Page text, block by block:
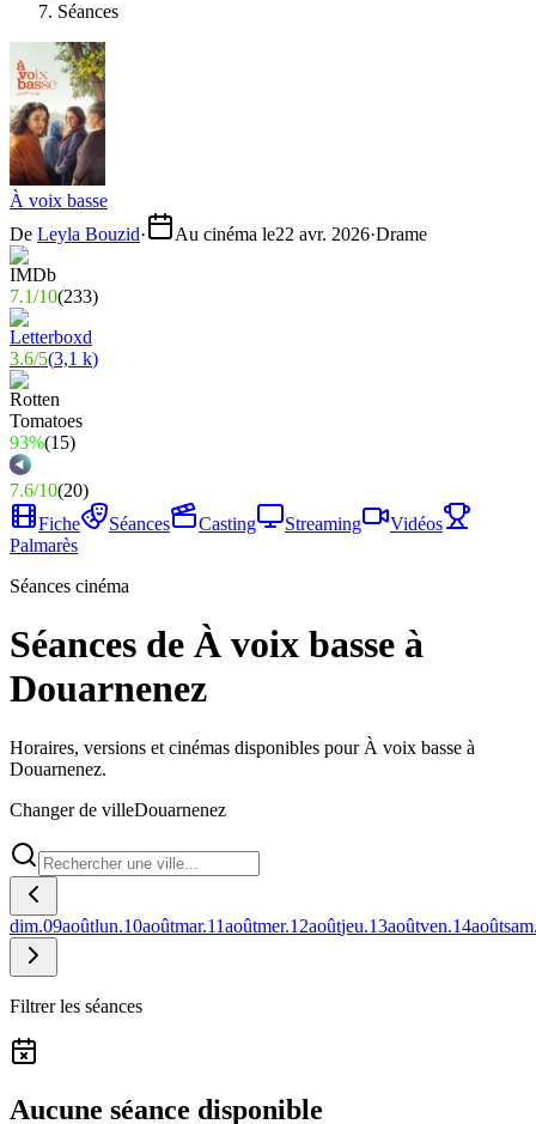
Séances
À voix basse
De Leyla Bouzid· Au cinéma le22 avr. 2026·Drame
7.1/10(233)
3.6/5(3,1 k)
93%(15)
7.6/10(20)
Fiche
Séances Casting Streaming
Vidéos
Palmarès
Séances cinéma
Séances de À voix basse à
Douarnenez
Horaires, versions et cinémas disponibles pour À voix basse à
Douarnenez.
Changer de villeDouarnenez
dim.09aoûtlun.10aoûtmar.11aoûtmer.12aoûtjeu.13aoûtven.14août
Filtrer les séances
Aucune séance disponible